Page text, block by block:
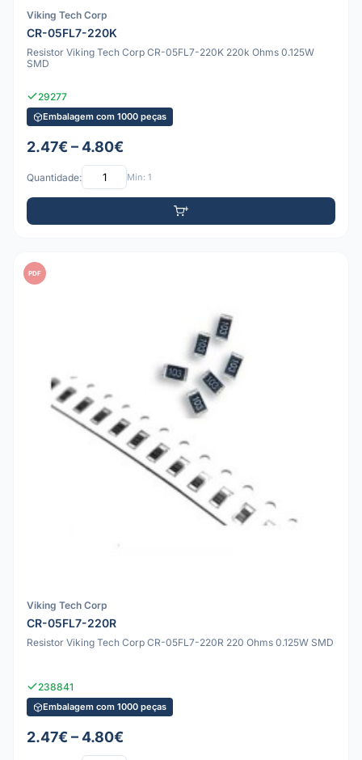
Viking Tech Corp
CR-05FL7-220K
Resistor Viking Tech Corp CR-05FL7-220K 220k Ohms 0.125W
SMD
29277
Embalagem com 1000 peças
2.47€ – 4.80€
Quantidade: Mín: 1
PDF
Viking Tech Corp
CR-05FL7-220R
Resistor Viking Tech Corp CR-05FL7-220R 220 Ohms 0.125W SMD
238841
Embalagem com 1000 peças
2.47€ – 4.80€